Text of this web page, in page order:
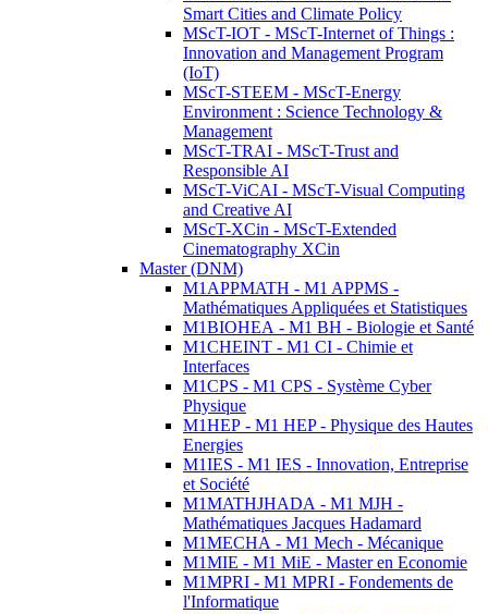
Smart Cities and Climate Policy
MScT-IOT - MScT-Internet of Things :
Innovation and Management Program
(IoT)
MScT-STEEM - MScT-Energy
Environment : Science Technology &
Management
MScT-TRAI - MScT-Trust and
Responsible AI
MScT-ViCAI - MScT-Visual Computing
and Creative AI
MScT-XCin - MScT-Extended
Cinematography XCin
Master (DNM)
M1APPMATH - M1 APPMS -
Mathématiques Appliquées et Statistiques
M1BIOHEA - M1 BH - Biologie et Santé
M1CHEINT - M1 CI - Chimie et
Interfaces
M1CPS - M1 CPS - Système Cyber
Physique
M1HEP - M1 HEP - Physique des Hautes
Energies
M1IES - M1 IES - Innovation, Entreprise
et Société
M1MATHJHADA - M1 MJH -
Mathématiques Jacques Hadamard
M1MECHA - M1 Mech - Mécanique
M1MIE - M1 MiE - Master en Economie
M1MPRI - M1 MPRI - Fondements de
l'Informatique